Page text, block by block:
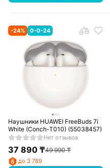
-24% 0-0-24
Наушники HUAWEI FreeBuds 7i
White (Conch-T010) (55038457)
Нет отзывов
37 890₸49 990₸
до 3 789